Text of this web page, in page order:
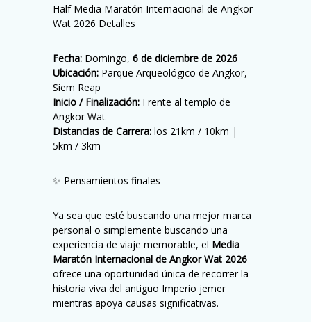
Half Media Maratón Internacional de Angkor
Wat 2026 Detalles
Fecha: Domingo, 6 de diciembre de 2026
Ubicación: Parque Arqueológico de Angkor,
Siem Reap
Inicio / Finalización: Frente al templo de
Angkor Wat
Distancias de Carrera: los 21km / 10km |
5km / 3km
✨ Pensamientos finales
Ya sea que esté buscando una mejor marca
personal o simplemente buscando una
experiencia de viaje memorable, el Media
Maratón Internacional de Angkor Wat 2026
ofrece una oportunidad única de recorrer la
historia viva del antiguo Imperio jemer
mientras apoya causas significativas.